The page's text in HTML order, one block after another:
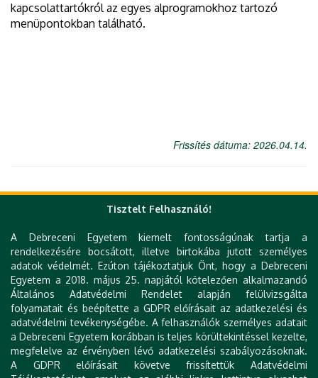
kapcsolattartókról az egyes alprogramokhoz tartozó
menüpontokban található.
Frissítés dátuma: 2026.04.14.
Gyorslinkek
DE telefonkönyv
e-Szervezet
e-Térkép
e-Learning
Tudóstér
Zimbra
Mobil alkalmazások
Könyvtár (DEENK)
Tisztelt Felhasználó!
A Debreceni Egyetem kiemelt fontosságúnak tartja a
rendelkezésére bocsátott, illetve birtokába jutott személyes
adatok védelmét. Ezúton tájékoztatjuk Önt, hogy a Debreceni
Egyetem a 2018. május 25. napjától kötelezően alkalmazandó
Általános Adatvédelmi Rendelet alapján felülvizsgálta
folyamatait és beépítette a GDPR előírásait az adatkezelési és
adatvédelmi tevékenységébe. A felhasználók személyes adatait
a Debreceni Egyetem korábban is teljes körültekintéssel kezelte,
megfelelve az érvényben lévő adatkezelési szabályozásoknak.
A GDPR előírásait követve frissítettük Adatvédelmi